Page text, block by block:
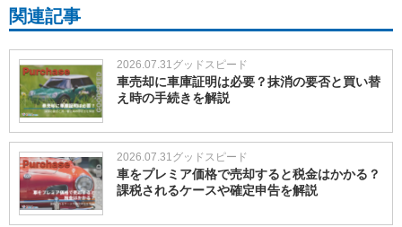
関連記事
2026.07.31グッドスピード
車売却に車庫証明は必要？抹消の要否と買い替
え時の手続きを解説
2026.07.31グッドスピード
車をプレミア価格で売却すると税金はかかる？
課税されるケースや確定申告を解説